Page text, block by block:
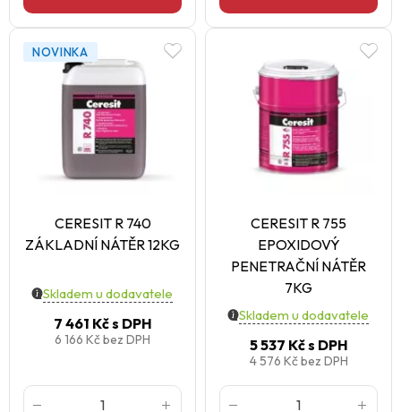
NOVINKA
CERESIT R 740
ZÁKLADNÍ NÁTĚR 12KG
Skladem u dodavatele
7 461 Kčs DPH
6 166 Kčbez DPH
CERESIT R 755
EPOXIDOVÝ
PENETRAČNÍ NÁTĚR
7KG
Skladem u dodavatele
5 537 Kčs DPH
4 576 Kčbez DPH